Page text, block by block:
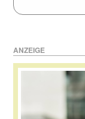
ANZEIGE